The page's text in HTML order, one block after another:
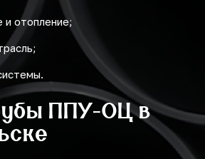
и отопление;
ППУ-ОЦ в